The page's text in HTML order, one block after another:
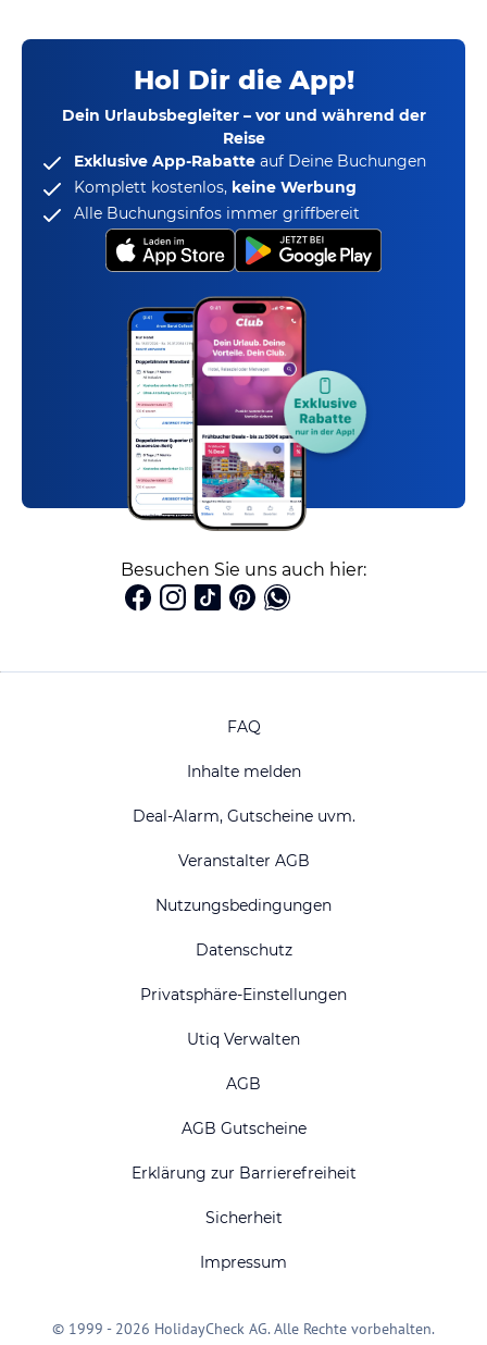
Hol Dir die App!
Dein Urlaubsbegleiter – vor und während der
Reise
Exklusive App-Rabatte auf Deine Buchungen
Komplett kostenlos, keine Werbung
Alle Buchungsinfos immer griffbereit
Besuchen Sie uns auch hier:
FAQ
Inhalte melden
Deal-Alarm, Gutscheine uvm.
Veranstalter AGB
Nutzungsbedingungen
Datenschutz
Privatsphäre-Einstellungen
Utiq Verwalten
AGB
AGB Gutscheine
Erklärung zur Barrierefreiheit
Sicherheit
Impressum
© 1999 - 2026 HolidayCheck AG. Alle Rechte vorbehalten.